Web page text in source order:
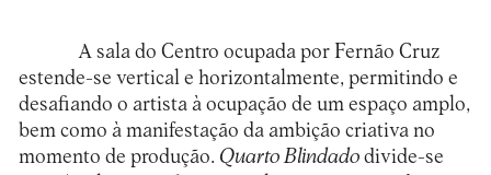
A sala do Centro ocupada por Fernão Cruz
estende-se vertical e horizontalmente, permitindo e
desafiando o artista à ocupação de um espaço amplo,
bem como à manifestação da ambição criativa no
momento de produção. Quarto Blindadodivide-se